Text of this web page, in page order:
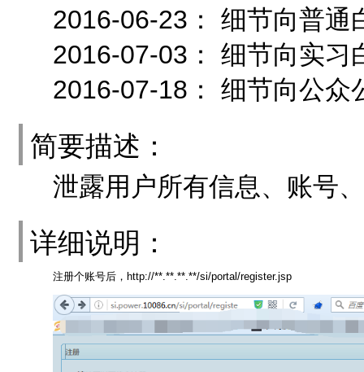
2016-06-23： 细节向普通
2016-07-03： 细节向实习
2016-07-18： 细节向公众
简要描述：
泄露用户所有信息、账号
详细说明：
注册个账号后，http://**.**.**.**/si/portal/register.jsp